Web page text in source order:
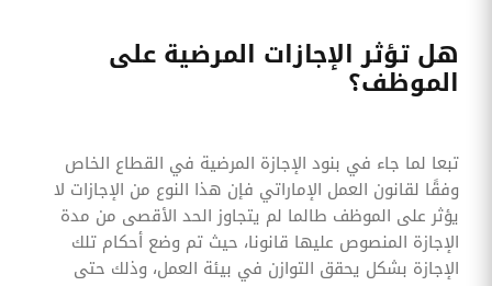
هل تؤثر الإجازات المرضية على
الموظف؟
تبعا لما جاء في بنود الإجازة المرضية في القطاع الخاص
وفقًا لقانون العمل الإماراتي فإن هذا النوع من الإجازات لا
يؤثر على الموظف طالما لم يتجاوز الحد الأقصى من مدة
الإجازة المنصوص عليها قانونا، حيث تم وضع أحكام تلك
الإجازة بشكل يحقق التوازن في بيئة العمل، وذلك حتى